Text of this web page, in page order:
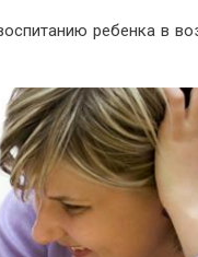
ребенка в